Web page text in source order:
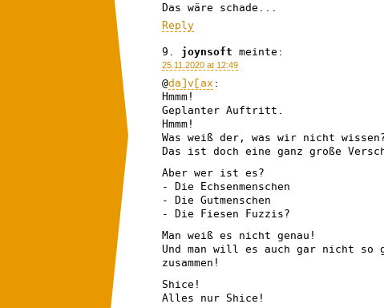
Das wäre schade...
Reply
joynsoft meinte:
25.11.2020 at 12:49
@da]v[ax :
Hmmm!
Geplanter Auftritt.
Hmmm!
Was weiß der, was wir nicht
Das ist doch eine ganz große
Aber wer ist es?
- Die Echsenmenschen
- Die Gutmenschen
- Die Fiesen Fuzzis?
Man weiß es nicht genau!
Und man will es auch gar nicht
zusammen!
Shice!
Alles nur Shice!